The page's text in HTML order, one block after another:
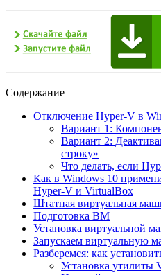
Содержание
Отключение Hyper-V в
Вариант 1:
Вариант 2:
строку»
Что делать, если
Как в Windows 10
Hyper-V и VirtualBox
Штатная виртуальная
Подготовка ВМ
Установка виртуальной
Запускаем виртуальную
Разберемся: как
Установка утилиты